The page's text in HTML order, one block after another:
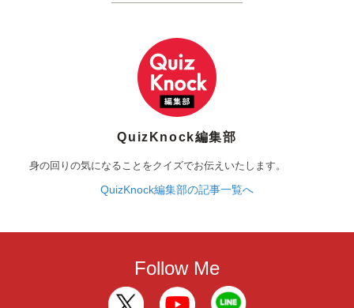
QuizKnock編集部
身の回りの気になることをクイズでお伝えいたします。
QuizKnock編集部の記事一覧へ
Follow Me